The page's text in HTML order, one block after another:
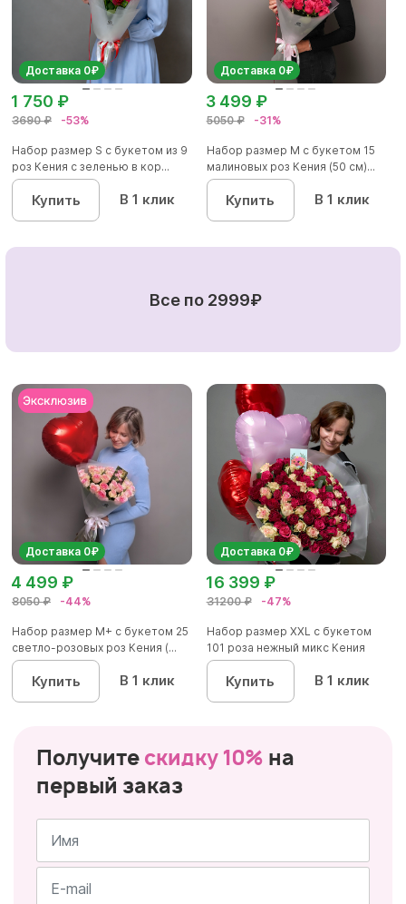
Доставка 0₽
3690 ₽ -53%
1 750 ₽
Набор размер S с букетом из 9
роз Кения с зеленью в кор...
Купить В 1 клик
Доставка 0₽
5050 ₽ -31%
3 499 ₽
Набор размер M с букетом 15
малиновых роз Кения (50 см)...
Купить В 1 клик
Все по 2999₽
Доставка 0₽
8050 ₽ -44%
4 499 ₽
Набор размер М+ с букетом 25
светло-розовых роз Кения (...
Купить В 1 клик
Доставка 0₽
31200 ₽ -47%
16 399 ₽
Набор размер ХХL с букетом
101 роза нежный микс Кения
Купить В 1 клик
Получите скидку 10% на
первый заказ
Имя